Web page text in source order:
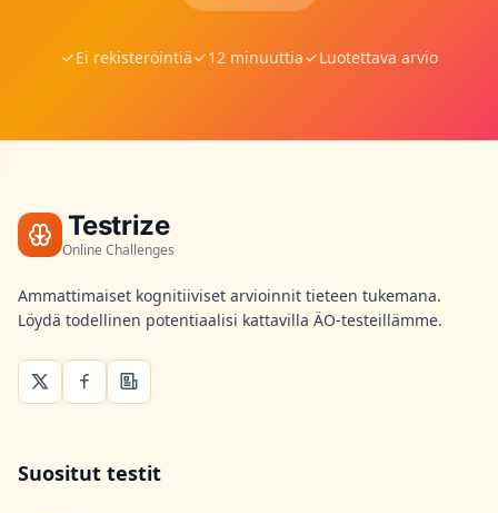
Ei rekisteröintiä 12 minuuttia Luotettava arvio
Testrize
Online Challenges
Ammattimaiset kognitiiviset arvioinnit tieteen tukemana.
Löydä todellinen potentiaalisi kattavilla ÄO-testeillämme.
Suositut testit